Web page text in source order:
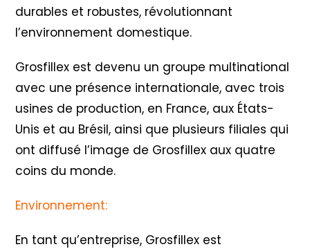
durables et robustes, révolutionnant
l’environnement domestique.
Grosfillex est devenu un groupe multinational
avec une présence internationale, avec trois
usines de production, en France, aux États-
Unis et au Brésil, ainsi que plusieurs filiales qui
ont diffusé l’image de Grosfillex aux quatre
coins du monde.
Environnement:
En tant qu’entreprise, Grosfillex est